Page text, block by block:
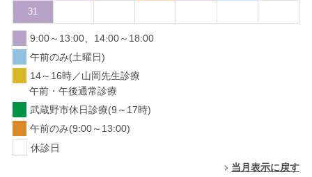
31
9:00～13:00、14:00～18:00
午前のみ(土曜日)
14～16時／山岡先生診療
午前・午後通常診療
武蔵野市休日診療(9～17時)
午前のみ(9:00～13:00)
休診日
当月表示に戻す